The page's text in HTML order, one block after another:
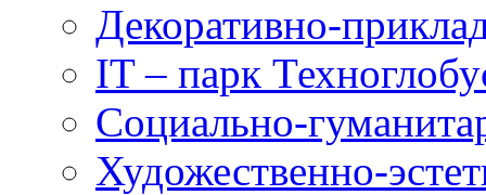
Декоративно-
IT – парк
Социально-
Художественно-